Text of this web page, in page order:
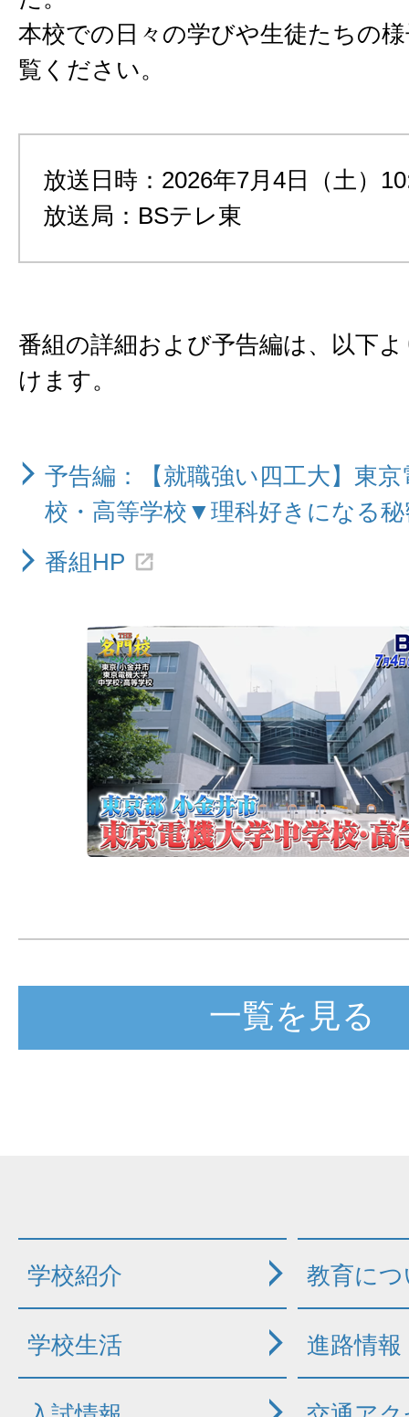
本校での日々の学びや生徒たちの
覧ください。
放送日時：2026年7月4日（土）
放送局：BSテレ東
番組の詳細および予告編は、以下
けます。
予告編：【就職強い四工大】東
校・高等学校▼理科好きになる秘
番組HP
一覧を見る
学校紹介 教育に
学校生活 進路情報